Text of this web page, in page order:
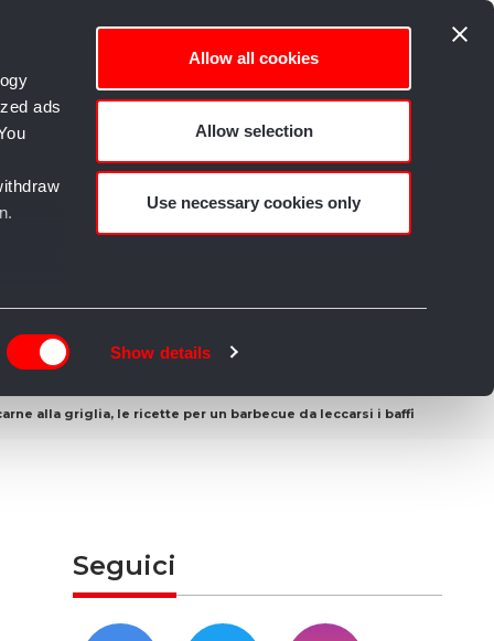
ads
or
Show details
Allow all cookies
Allow selection
Use necessary cookies only
libero e Creatività
alla griglia, le ricette per un barbecue da leccarsi i baffi
Seguici